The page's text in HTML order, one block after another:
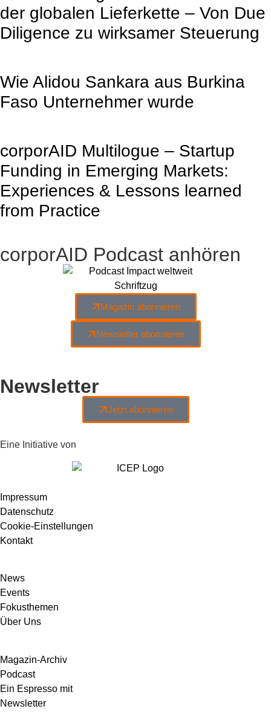
der globalen Lieferkette – Von Due
Diligence zu wirksamer Steuerung
Wie Alidou Sankara aus Burkina
Faso Unternehmer wurde
corporAID Multilogue – Startup
Funding in Emerging Markets:
Experiences & Lessons learned
from Practice
corporAID Podcast anhören
Magazin abonnieren
Newsletter abonnieren
Newsletter
Jetzt abonnieren
Eine Initiative von
Impressum
Datenschutz
Cookie-Einstellungen
Kontakt
News
Events
Fokusthemen
Über Uns
Magazin-Archiv
Podcast
Ein Espresso mit
Newsletter